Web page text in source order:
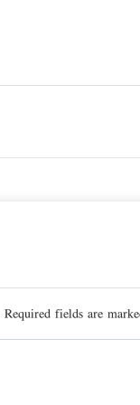
Required fields are